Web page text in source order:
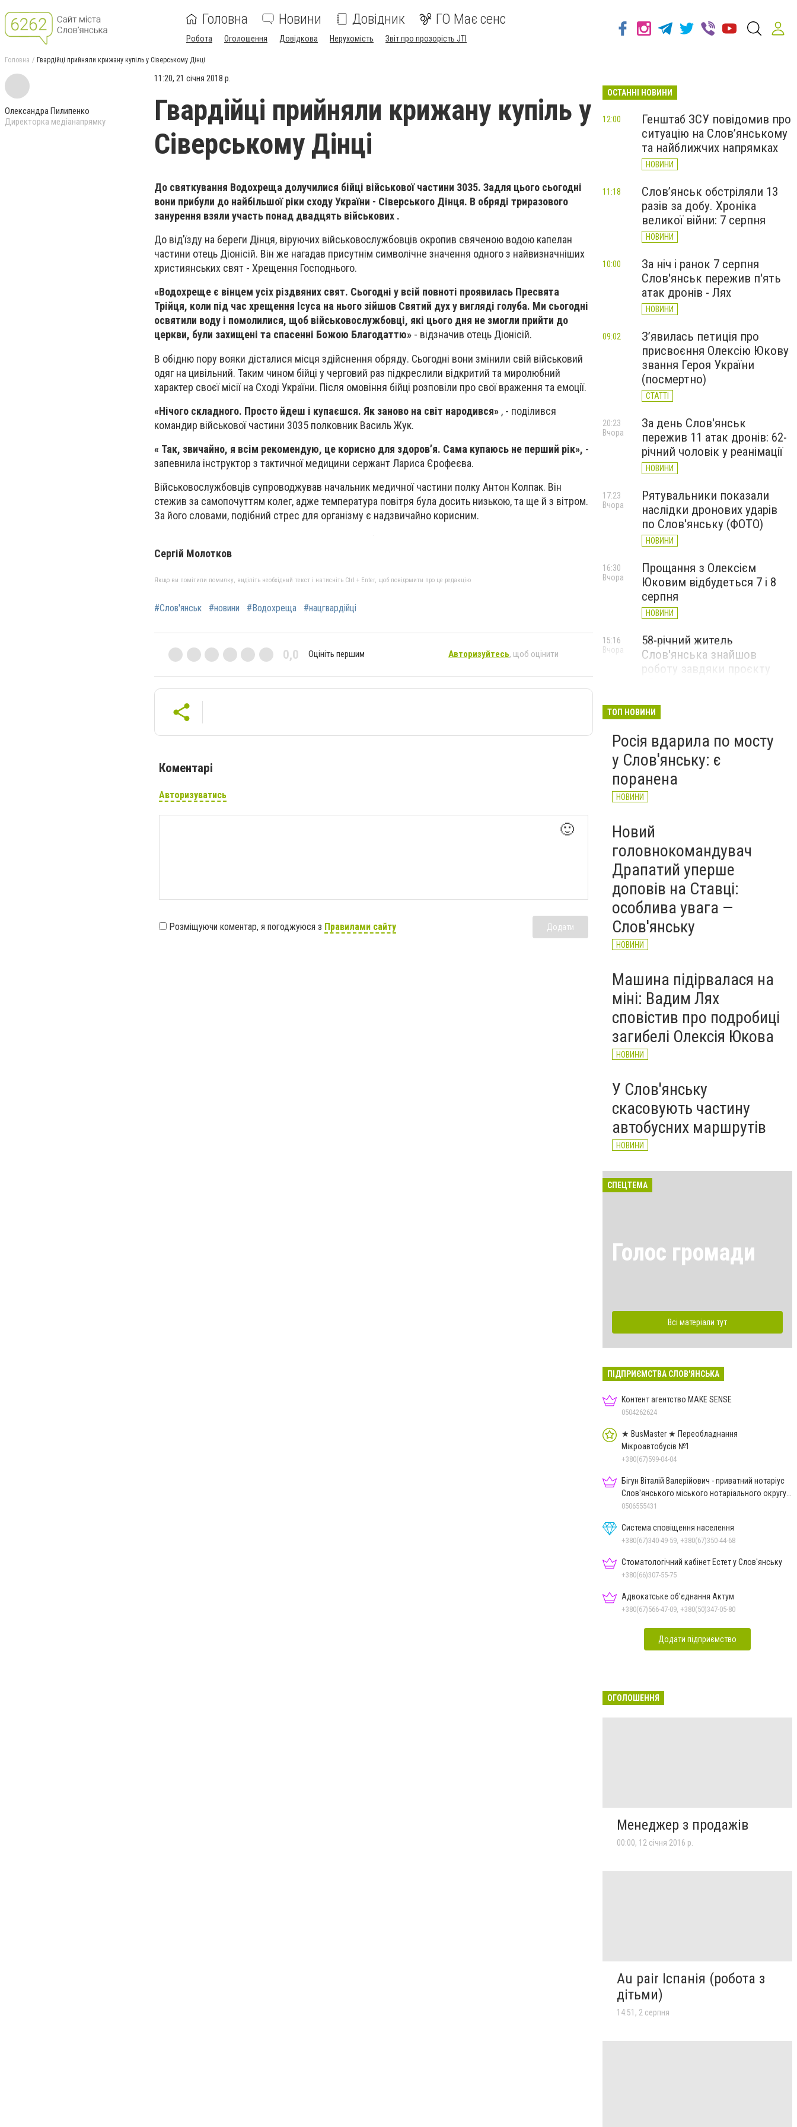
Головна Новини Довідник ГО Має сенс
Робота Оголошення Довідкова Нерухомість Звіт про прозорість JTI
Головна Гвардійці прийняли крижану купіль у Сіверському Дінці
Олександра Пилипенко
Директорка медіанапрямку
11:20, 21 січня 2018 р.
Гвардійці прийняли крижану купіль у
Сіверському Дінці
До святкування Водохреща долучилися бійці військової частини 3035. Задля цього сьогодні
вони прибули до найбільшої ріки сходу України - Сіверського Дінця. В обряді триразового
занурення взяли участь понад двадцять військових .
До від’їзду на береги Дінця, віруючих військовослужбовців окропив свяченою водою капелан
частини отець Діонісій. Він же нагадав присутнім символічне значення одного з найвизначніших
християнських свят - Хрещення Господнього.
«Водохреще є вінцем усіх різдвяних свят. Сьогодні у всій повноті проявилась Пресвята
Трійця, коли під час хрещення Ісуса на нього зійшов Святий дух у вигляді голуба. Ми сьогодні
освятили воду і помолилися, щоб військовослужбовці, які цього дня не змогли прийти до
церкви, були захищені та спасенні Божою Благодаттю» - відзначив отець Діонісій.
В обідню пору вояки дісталися місця здійснення обряду. Сьогодні вони змінили свій військовий
одяг на цивільний. Таким чином бійці у черговий раз підкреслили відкритий та миролюбний
характер своєї місії на Сході України. Після омовіння бійці розповіли про свої враження та емоції.
«Нічого складного. Просто йдеш і купаєшся. Як заново на світ народився» , - поділився
командир військової частини 3035 полковник Василь Жук.
« Так, звичайно, я всім рекомендую, це корисно для здоров’я. Сама купаюсь не перший рік», -
запевнила інструктор з тактичної медицини сержант Лариса Єрофеєва.
Військовослужбовців супроводжував начальник медичної частини полку Антон Колпак. Він
стежив за самопочуттям колег, адже температура повітря була досить низькою, та ще й з вітром.
За його словами, подібний стрес для організму є надзвичайно корисним.
Сергій Молотков
Якщо ви помітили помилку, виділіть необхідний текст і натисніть Ctrl + Enter, щоб повідомити про це редакцію
#Слов'янськ #новини #Водохреща #нацгвардійці
0,0 Оцініть першим Авторизуйтесь, щоб оцінити
Коментарі
Авторизуватись
🙂
Розміщуючи коментар, я погоджуюся з Правилами сайту Додати
ОСТАННІ НОВИНИ
Генштаб ЗСУ повідомив про
ситуацію на Слов’янському
та найближчих напрямках
НОВИНИ
12:00
Слов’янськ обстріляли 13
разів за добу. Хроніка
великої війни: 7 серпня
НОВИНИ
11:18
За ніч і ранок 7 серпня
Слов'янськ пережив п'ять
атак дронів - Лях
НОВИНИ
10:00
З’явилась петиція про
присвоєння Олексію Юкову
звання Героя України
(посмертно)
СТАТТІ
09:02
За день Слов'янськ
пережив 11 атак дронів: 62-
річний чоловік у реанімації
НОВИНИ
20:23
Вчора
Рятувальники показали
наслідки дронових ударів
по Слов'янську (ФОТО)
НОВИНИ
17:23
Вчора
Прощання з Олексієм
Юковим відбудеться 7 і 8
серпня
НОВИНИ
16:30
Вчора
58-річний житель
Слов'янська знайшов
роботу завдяки проєкту
15:16
Вчора
ТОП НОВИНИ
Росія вдарила по мосту
у Слов'янську: є
поранена
НОВИНИ
Новий
головнокомандувач
Драпатий уперше
доповів на Ставці:
особлива увага —
Слов'янську
НОВИНИ
Машина підірвалася на
міні: Вадим Лях
сповістив про подробиці
загибелі Олексія Юкова
НОВИНИ
У Слов'янську
скасовують частину
автобусних маршрутів
НОВИНИ
СПЕЦТЕМА
Голос громади
Всі матеріали тут
ПІДПРИЄМСТВА СЛОВ'ЯНСЬКА
Контент агентство MAKE SENSE
0504262624
★ BusMaster ★ Переобладнання
Мікроавтобусів №1
+380(67)599-04-04
Бігун Віталій Валерійович - приватний нотаріус
Слов'янського міського нотаріального округу
Дон.обл.
0506555431
Система сповіщення населення
+380(67)340-49-59, +380(67)350-44-68
Стоматологічний кабінет Естет у Слов'янську
+380(66)307-55-75
Адвокатське об'єднання Актум
+380(67)566-47-09, +380(50)347-05-80
Додати підприємство
ОГОЛОШЕННЯ
Менеджер з продажів
00:00, 12 січня 2016 р.
Au pair Іспанія (робота з
дітьми)
14:51, 2 серпня